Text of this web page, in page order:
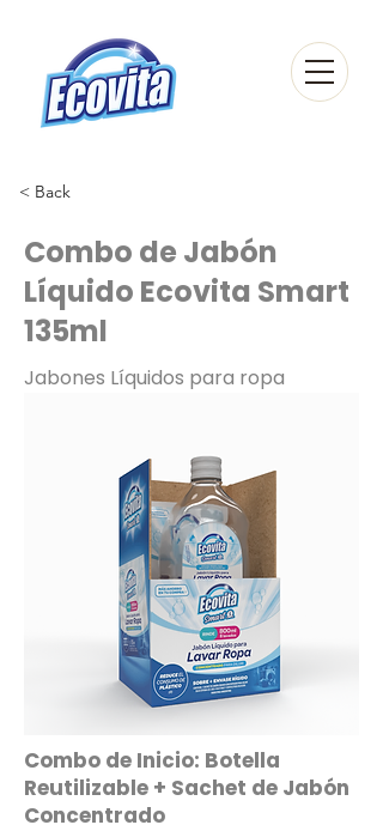
< Back
Combo de Jabón
Líquido Ecovita Smart
135ml
Jabones Líquidos para ropa
Combo de Inicio: Botella
Reutilizable + Sachet de Jabón
Concentrado